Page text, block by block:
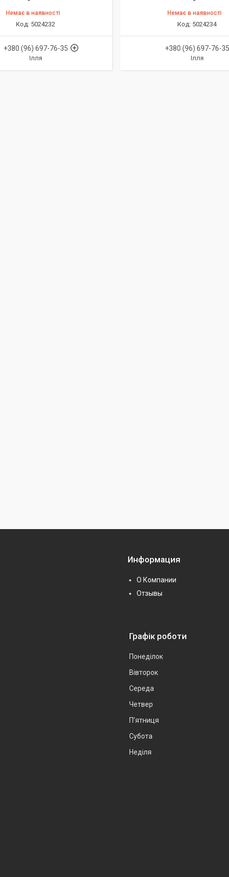
Немає в наявності
5024232
+380 (96) 697-76-35
Ілля
Немає в наявності
5024234
+380 (96) 697-76-35
Ілля
Информация
О Компании
Отзывы
Графік роботи
Понеділок
Вівторок
Середа
Четвер
Пʼятниця
Субота
Неділя